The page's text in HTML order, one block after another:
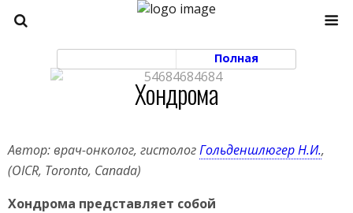
Полная
Хондрома
Автор: врач-онколог, гистологГольденшлюгер Н.И.,
(OICR, Toronto, Canada)
Хондрома представляет собой